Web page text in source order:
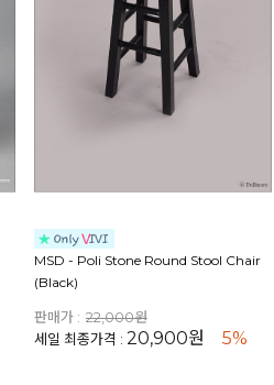
MSD - Poli Stone Round Stool Chair
(Black)
판매가 : 22,000원
세일 최종가격 : 20,900원 5%